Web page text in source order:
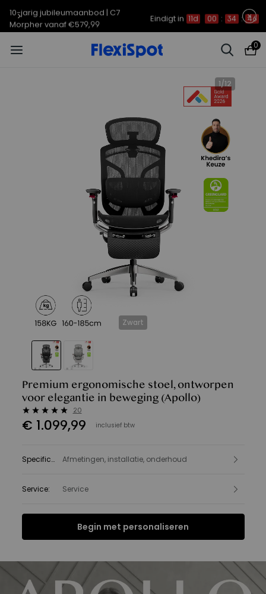
10-jarig jubileumaanbod | C7
Morpher vanaf €579,99
Eindigt in 11d 00 : 34 : 45
0
1/12
Zwart
Premium ergonomische stoel, ontworpen
voor elegantie in beweging (Apollo)
20
€ 1.099,99 inclusief btw
Specificatie :
Afmetingen, installatie, onderhoud
Service: Service
Begin met personaliseren
Specificatie Geliefd bij CEO’s